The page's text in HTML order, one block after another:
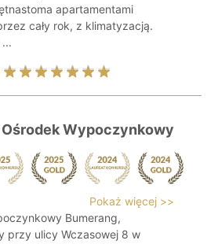
apartamentami
cały rok, z klimatyzacją.
Ośrodek Wypoczynkowy
Pokaż więcej >>
Bumerang,
przy ulicy Wczasowej 8 w